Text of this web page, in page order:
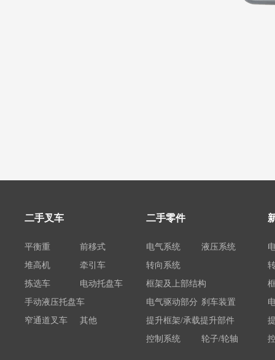
二手叉车
平衡重
前移式
堆高机
牵引车
拣选车
电动托盘车
手动液压托盘车
窄通道叉车
其他
二手零件
电气系统
液压系统
转向系统
框架及上部结构
电气驱动部分 刹车装置
提升框架/承载提升部件
控制系统
轮子/轮轴